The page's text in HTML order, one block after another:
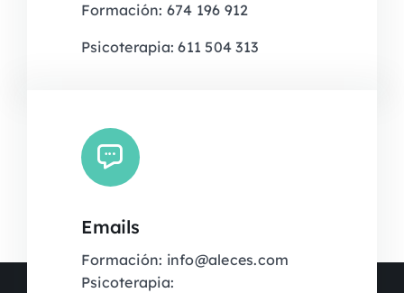
Formación: 674 196 912
Psicoterapia: 611 504 313
Emails
Formación: info@aleces.com
Psicoterapia: